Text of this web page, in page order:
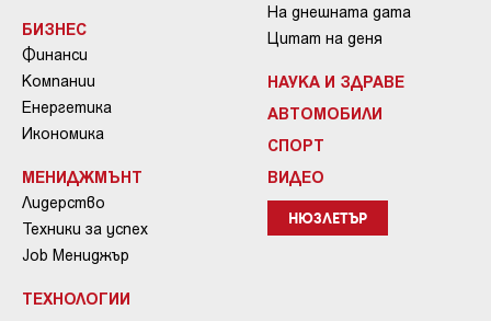
БИЗНЕС
Финанси
Компании
Енергетика
Икономика
МЕНИДЖМЪНТ
Лидерство
Техники за успех
Job Мениджър
ТЕХНОЛОГИИ
На днешната дата
Цитат на деня
НАУКА И ЗДРАВЕ
АВТОМОБИЛИ
СПОРТ
ВИДЕО
НЮЗЛЕТЪР